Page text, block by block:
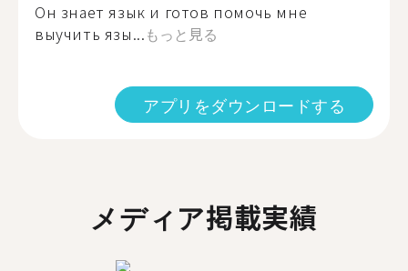
Он знает язык и готов помочь мне
выучить язы...もっと見る
アプリをダウンロードする
メディア掲載実績